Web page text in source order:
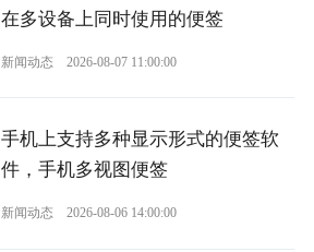
在多设备上同时使用的便签
新闻动态 2026-08-07 11:00:00
手机上支持多种显示形式的便签软
件，手机多视图便签
新闻动态 2026-08-06 14:00:00